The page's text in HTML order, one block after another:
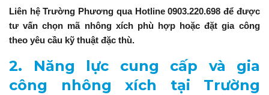
Liên hệ Trường Phương qua Hotline 0903.220.698 để được
tư vấn chọn mã nhông xích phù hợp hoặc đặt gia công
theo yêu cầu kỹ thuật đặc thù.
2. Năng lực cung cấp và gia
công nhông xích tại Trường